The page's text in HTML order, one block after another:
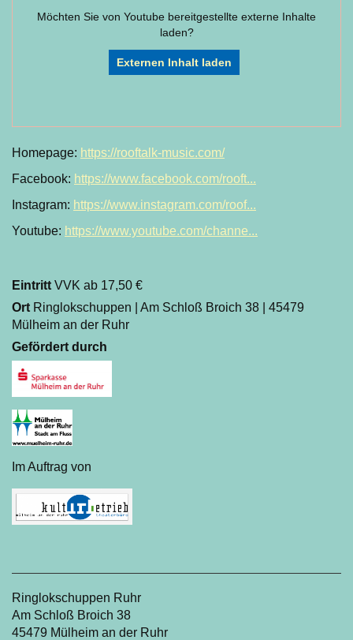
Möchten Sie von Youtube bereitgestellte externe Inhalte
laden?
Externen Inhalt laden
Homepage: https://rooftalk-music.com/
Facebook: https://www.facebook.com/rooft...
Instagram: https://www.instagram.com/roof...
Youtube: https://www.youtube.com/channe...
Eintritt VVK ab 17,50 €
Ort Ringlokschuppen | Am Schloß Broich 38 | 45479
Mülheim an der Ruhr
Gefördert durch
Im Auftrag von
Ringlokschuppen Ruhr
Am Schloß Broich 38
45479 Mülheim an der Ruhr